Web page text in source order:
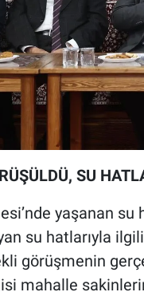
SU
yaşanan su
su hatlarıyla
görüşmenin
mahalle